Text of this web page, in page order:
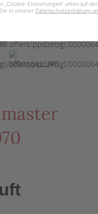
„Cookie-Einstellungen“ unten auf der
in unserer Datenschutzerklärung